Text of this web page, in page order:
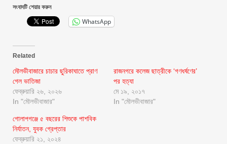
সংবাদটি শেয়ার করুন
WhatsApp
Related
মৌলভীবাজারে চাচার ছুরিকাঘাতে প্রাণ
গেল ভাতিজা
ফেব্রুয়ারি ২৬, ২০২৬
In "মৌলভীবাজার"
রাজনগরে কলেজ ছাত্রীকে ‘গণধর্ষণের’
পর হত্যা
মে ১৯, ২০১৭
In "মৌলভীবাজার"
গোলাপগঞ্জে ৫ বছরের শিশুকে পাশবিক
নির্যাতন, যুবক গ্রেপ্তার
ফেব্রুয়ারি ২১, ২০২৪